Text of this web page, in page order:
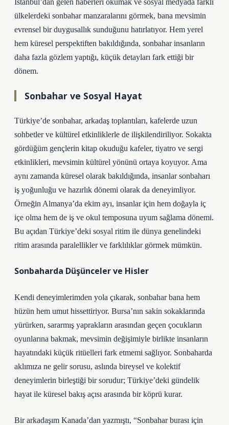
İstanbul’dan gelen haberleri okumak ve sosyal medyada farklı
ülkelerdeki sonbahar manzaralarını görmek, bana mevsimin
evrensel bir duygusallık sunduğunu hatırlatıyor. Hem yerel
hem küresel perspektiften bakıldığında, sonbahar insanların
daha fazla gözlem yaptığı, küçük detayları fark ettiği bir
dönem.
Sonbahar ve Sosyal Hayat
Türkiye’de sonbahar, arkadaş toplantıları, kafelerde uzun
sohbetler ve kültürel etkinliklerle de ilişkilendiriliyor. Sokakta
gördüğüm gençlerin kitap okuduğu kafeler, tiyatro ve sergi
etkinlikleri, mevsimin kültürel yönünü ortaya koyuyor. Ama
aynı zamanda küresel olarak bakıldığında, insanlar sonbaharı
iş yoğunluğu ve hazırlık dönemi olarak da deneyimliyor.
Örneğin Almanya’da ekim ayı, insanlar için hem doğayla iç
içe olma hem de iş ve okul temposuna uyum sağlama dönemi.
Bu açıdan Türkiye’deki sosyal ritim ile dünya genelindeki
ritim arasında paralellikler ve farklılıklar görmek mümkün.
Sonbaharda Düşünceler ve Hisler
Kendi deneyimlerimden yola çıkarak, sonbahar bana hem
hüzün hem umut hissettiriyor. Bursa’nın sakin sokaklarında
yürürken, sararmış yaprakların arasından geçen çocukların
oyunlarına bakmak, mevsimin değişimiyle birlikte insanların
hayatındaki küçük ritüelleri fark etmemi sağlıyor. Sonbaharda
aklımıza ne gelir sorusu, aslında bireysel ve kolektif
deneyimlerin birleştiği bir sorudur; Türkiye’deki gündelik
hayat ile küresel bakış açısı arasında bir köprü kurar.
Bir arkadaşım Kanada’dan yazmıştı, “Sonbahar burası için